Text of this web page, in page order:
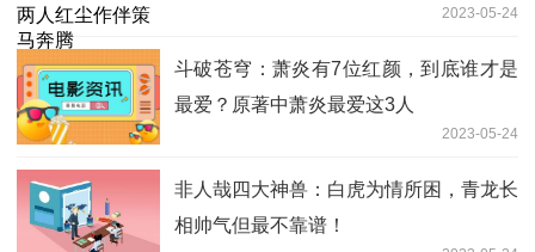
2023-05-24
斗破苍穹：萧炎有7位红颜，到底谁才是
最爱？原著中萧炎最爱这3人
2023-05-24
非人哉四大神兽：白虎为情所困，青龙长
相帅气但最不靠谱！